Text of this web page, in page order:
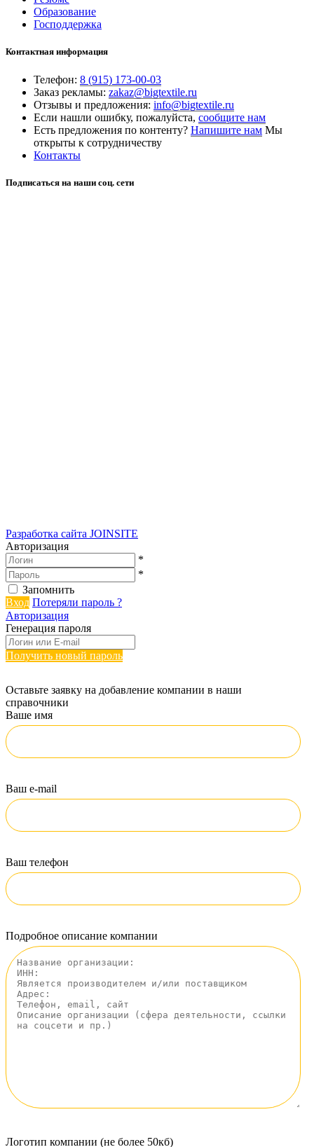
Образование
Господдержка
Контактная информация
Телефон: 8 (915) 173-00-03
Заказ рекламы: zakaz@bigtextile.ru
Отзывы и предложения: info@bigtextile.ru
Если нашли ошибку, пожалуйста, сообщите нам
Есть предложения по контенту? Напишите нам Мы
открыты к сотрудничеству
Контакты
Подписаться на наши соц. сети
Разработка сайта JOINSITE
Авторизация
*
*
Запомнить
Вход Потеряли пароль ?
Авторизация
Генерация пароля
Получить новый пароль
Оставьте заявку на добавление компании в наши
справочники
Ваше имя
Ваш e-mail
Ваш телефон
Подробное описание компании
Логотип компании (не более 50кб)